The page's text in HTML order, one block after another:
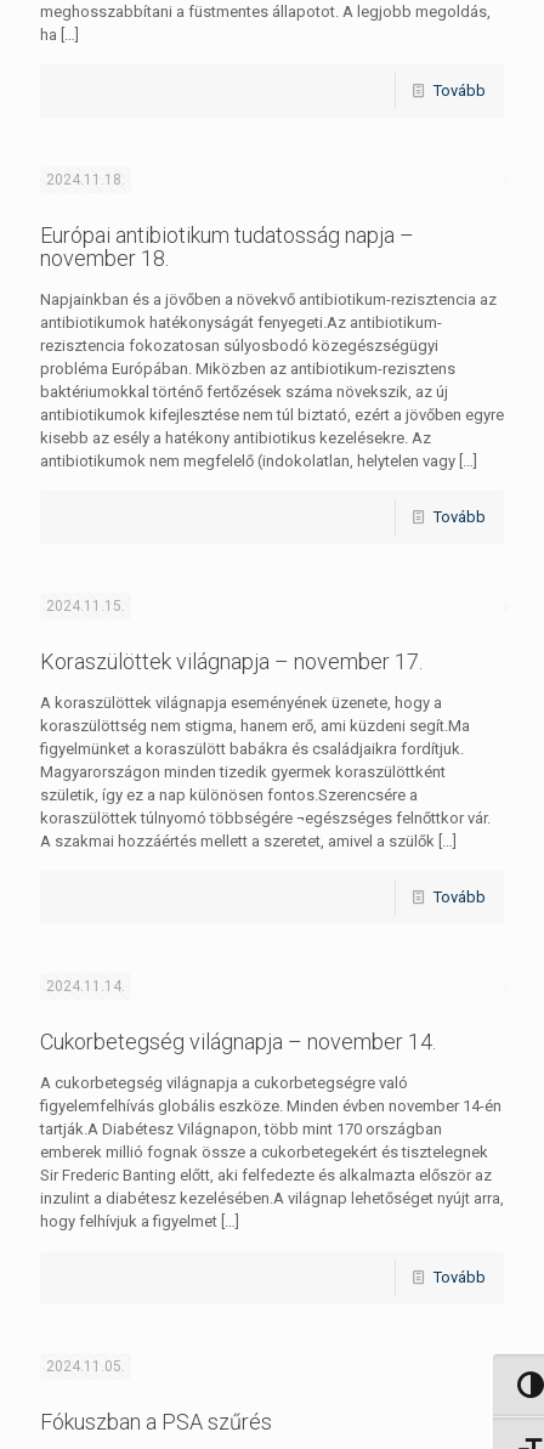
meghosszabbítani a füstmentes állapotot. A legjobb megoldás,
ha […]
Tovább
2024.11.18.
Európai antibiotikum tudatosság napja –
november 18.
Napjainkban és a jövőben a növekvő antibiotikum-rezisztencia az
antibiotikumok hatékonyságát fenyegeti.Az antibiotikum-
rezisztencia fokozatosan súlyosbodó közegészségügyi
probléma Európában. Miközben az antibiotikum-rezisztens
baktériumokkal történő fertőzések száma növekszik, az új
antibiotikumok kifejlesztése nem túl biztató, ezért a jövőben egyre
kisebb az esély a hatékony antibiotikus kezelésekre. Az
antibiotikumok nem megfelelő (indokolatlan, helytelen vagy […]
Tovább
2024.11.15.
Koraszülöttek világnapja – november 17.
A koraszülöttek világnapja eseményének üzenete, hogy a
koraszülöttség nem stigma, hanem erő, ami küzdeni segít.Ma
figyelmünket a koraszülött babákra és családjaikra fordítjuk.
Magyarországon minden tizedik gyermek koraszülöttként
születik, így ez a nap különösen fontos.Szerencsére a
koraszülöttek túlnyomó többségére ¬egészséges felnőttkor vár.
A szakmai hozzáértés mellett a szeretet, amivel a szülők […]
Tovább
2024.11.14.
Cukorbetegség világnapja – november 14.
A cukorbetegség világnapja a cukorbetegségre való
figyelemfelhívás globális eszköze. Minden évben november 14-én
tartják.A Diabétesz Világnapon, több mint 170 országban
emberek millió fognak össze a cukorbetegekért és tisztelegnek
Sir Frederic Banting előtt, aki felfedezte és alkalmazta először az
inzulint a diabétesz kezelésében.A világnap lehetőséget nyújt arra,
hogy felhívjuk a figyelmet […]
Tovább
2024.11.05.
Fókuszban a PSA szűrés